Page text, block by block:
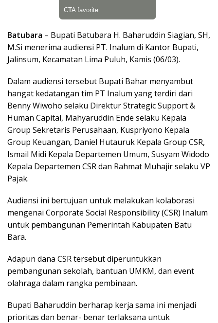
Batubara – Bupati Batubara H. Baharuddin Siagian, SH,
M.Si menerima audiensi PT. Inalum di Kantor Bupati,
Jalinsum, Kecamatan Lima Puluh, Kamis (06/03).
Dalam audiensi tersebut Bupati Bahar menyambut
hangat kedatangan tim PT Inalum yang terdiri dari
Benny Wiwoho selaku Direktur Strategic Support &
Human Capital, Mahyaruddin Ende selaku Kepala
Group Sekretaris Perusahaan, Kuspriyono Kepala
Group Keuangan, Daniel Hutauruk Kepala Group CSR,
Ismail Midi Kepala Departemen Umum, Susyam Widodo
Kepala Departemen CSR dan Rahmat Muhajir selaku VP
Pajak.
Audiensi ini bertujuan untuk melakukan kolaborasi
mengenai Corporate Social Responsibility (CSR) Inalum
untuk pembangunan Pemerintah Kabupaten Batu
Bara.
Adapun dana CSR tersebut diperuntukkan
pembangunan sekolah, bantuan UMKM, dan event
olahraga dalam rangka pembinaan.
Bupati Baharuddin berharap kerja sama ini menjadi
prioritas dan benar- benar terlaksana untuk